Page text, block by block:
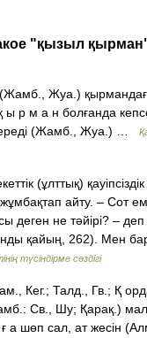
"қызыл
Жуа.)
ы р м а н болғанда
(Жамб., Жуа.) …
(ұлттық)
айту. – Сот
не тәйірі? – деп
қайың, 262). Мен
түсіндірме сөздігі
Кег.; Талд., Гв.; Қ
Св., Шу; Қарақ.)
а шөп сал, ат жесін